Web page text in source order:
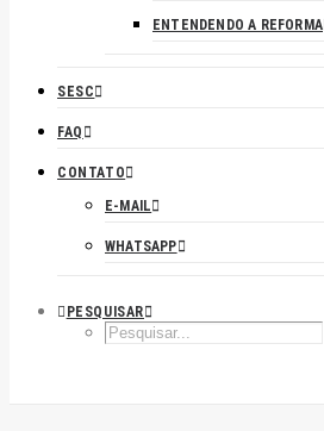
ENTENDENDO A REFORMA
SESC
FAQ
CONTATO
E-MAIL
WHATSAPP
PESQUISAR